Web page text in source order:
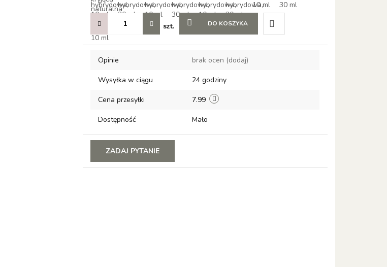
szt. DO KOSZYKA
Do
Opinie brak ocen (dodaj)
Wysyłka w ciągu 24 godziny
Cena przesyłki 7.99
Dostępność Mało
ZADAJ PYTANIE